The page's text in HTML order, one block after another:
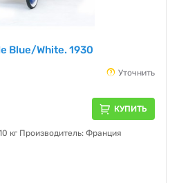
Blue/White. 1930
Уточнить
КУПИТЬ
кг Производитель: Франция